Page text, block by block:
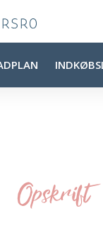
Opskrift